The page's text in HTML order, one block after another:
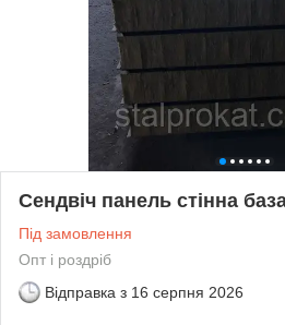
Сендвіч панель стінна
Під замовлення
Опт і роздріб
Відправка з 16 серпня 2026